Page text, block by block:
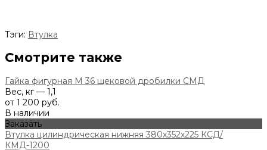
Тэги: Втулка
Смотрите также
Гайка фигурная М 36 щековой дробилки СМД
Вес, кг — 1,1
от 1 200 руб.
В наличии
Заказать
Втулка цилиндрическая нижняя 380х352х225 КСД/
КМД-1200